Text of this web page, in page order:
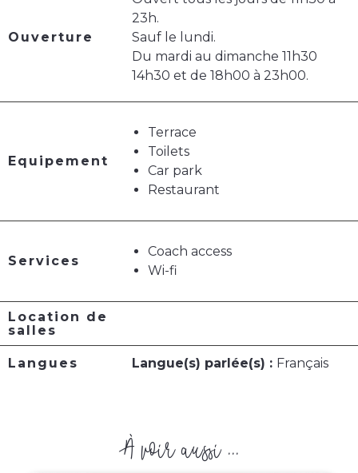
Ouverture
23h.
Sauf le lundi.
Du mardi au dimanche 11h30
14h30 et de 18h00 à 23h00.
Equipement
Terrace
Toilets
Car park
Restaurant
Services
Coach access
Wi-fi
Location de
salles
Langues Langue(s) parlée(s) : Français
À voir aussi ...